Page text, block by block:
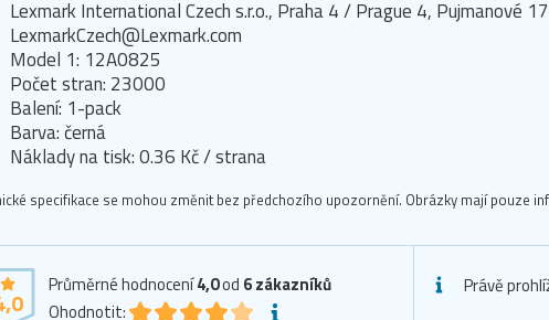
Lexmark International Czech s.r.o., Praha 4 / Prague 4, Pujmanové
LexmarkCzech@Lexmark.com
Model 1: 12A0825
Počet stran: 23000
Balení: 1-pack
Barva: černá
Náklady na tisk: 0.36 Kč / strana
specifikace se mohou změnit bez předchozího upozornění. Obrázky mají pouze
Průměrné hodnocení4,0od 6zákazníků
Ohodnotit:
Právě